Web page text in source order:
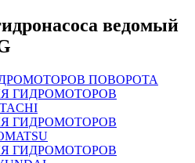
ведомый
ПОВОРОТА
ГИДРОМОТОРОВ
ГИДРОМОТОРОВ
ГИДРОМОТОРОВ